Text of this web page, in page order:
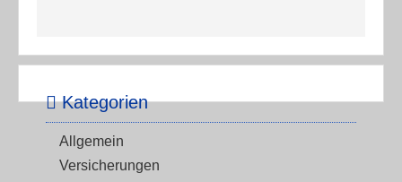
Kategorien
Allgemein
Versicherungen